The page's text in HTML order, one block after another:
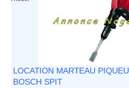
LOCATION MARTEAU
BOSCH SPIT